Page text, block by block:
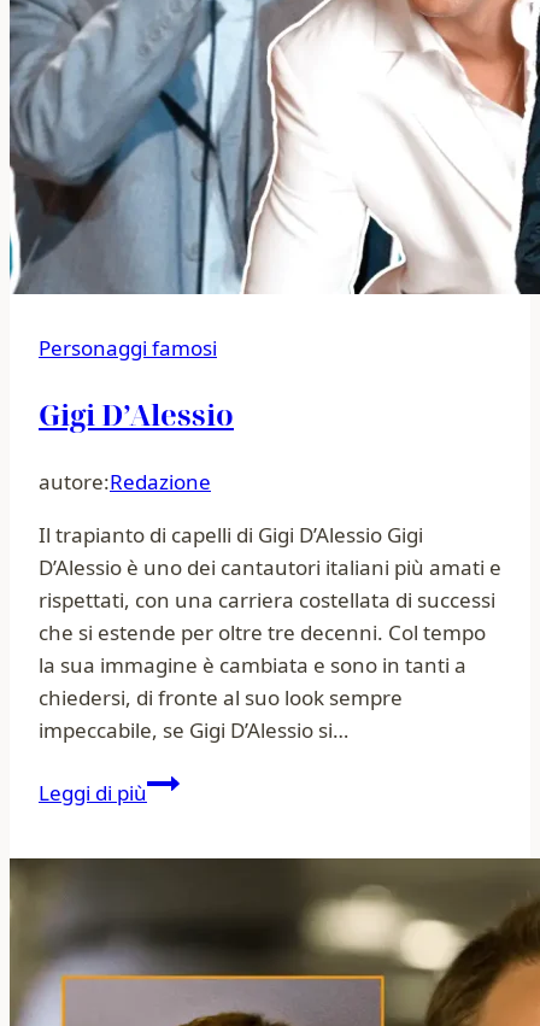
Personaggi famosi
Gigi D’Alessio
autore:Redazione
Il trapianto di capelli di Gigi D’Alessio Gigi
D’Alessio è uno dei cantautori italiani più amati e
rispettati, con una carriera costellata di successi
che si estende per oltre tre decenni. Col tempo
la sua immagine è cambiata e sono in tanti a
chiedersi, di fronte al suo look sempre
impeccabile, se Gigi D’Alessio si…
Leggi di piùGigi